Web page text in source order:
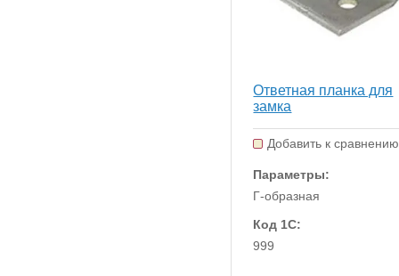
Ответная планка для
замка
Добавить к сравнению
Параметры:
Г-образная
Код 1С:
999